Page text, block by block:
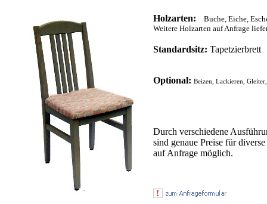
Holzarten:
Buche, Eiche,
Weitere Holzarten auf Anfrage
Standardsitz: Tapetzierbrett
Optional: Beizen, Lackieren,
Durch verschiedene
sind genaue Preise für
auf Anfrage möglich.